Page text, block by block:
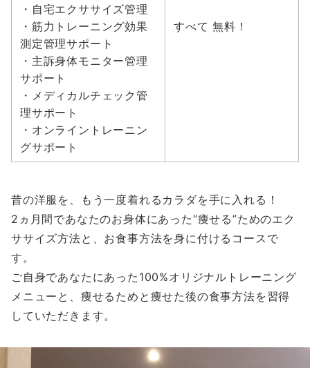
・自宅エクササイズ管理
・筋力トレーニング効果
測定管理サポート
・主訴身体モニター管理
サポート
・メディカルチェック管
理サポート
・オンライントレーニン
グサポート
すべて 無料！
昔の洋服を、もう一度着れるカラダを手に入れる！
2ヵ月間であなたのお身体にあった“痩せる”ためのエク
ササイズ方法と、お食事方法を身に付けるコースで
す。
ご自身であなたにあった100%オリジナルトレーニング
メニューと、痩せるためと痩せた後の食事方法を習得
していただきます。